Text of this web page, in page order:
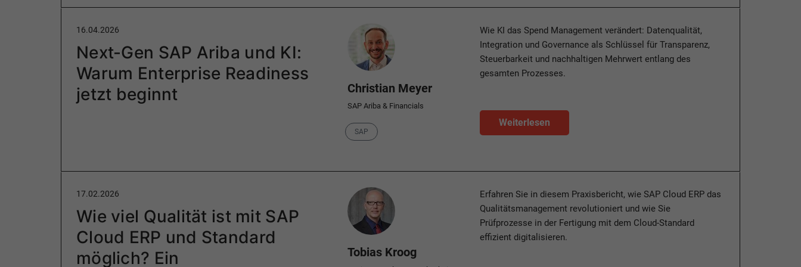
16.04.2026
Next-Gen SAP Ariba und KI:
Warum Enterprise Readiness
jetzt beginnt
Author
Christian Meyer
SAP Ariba & Financials
Category
SAP
Wie KI das Spend Management verändert: Datenqualität,
Integration und Governance als Schlüssel für Transparenz,
Steuerbarkeit und nachhaltigen Mehrwert entlang des
gesamten Prozesses.
Weiterlesen
17.02.2026
Wie viel Qualität ist mit SAP
Cloud ERP und Standard
möglich? Ein
Author
Tobias Kroog
Erfahren Sie in diesem Praxisbericht, wie SAP Cloud ERP das
Qualitätsmanagement revolutioniert und wie Sie
Prüfprozesse in der Fertigung mit dem Cloud-Standard
effizient digitalisieren.